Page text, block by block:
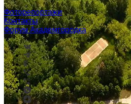
Фоторепортажи
Контакты
Форум Академгородка